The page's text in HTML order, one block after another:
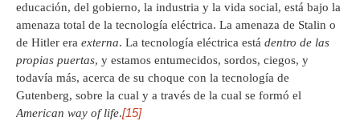
educación, del gobierno, la industria y la vida social, está bajo la
amenaza total de la tecnología eléctrica. La amenaza de Stalin o
de Hitler era externa. La tecnología eléctrica está dentro de las
propias puertas, y estamos entumecidos, sordos, ciegos, y
todavía más, acerca de su choque con la tecnología de
Gutenberg, sobre la cual y a través de la cual se formó el
American way of life.[15]